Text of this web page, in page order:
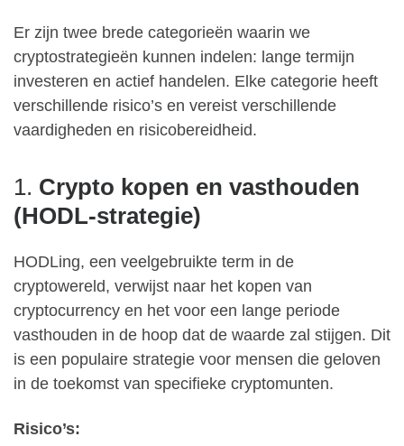
Er zijn twee brede categorieën waarin we
cryptostrategieën kunnen indelen: lange termijn
investeren en actief handelen. Elke categorie heeft
verschillende risico’s en vereist verschillende
vaardigheden en risicobereidheid.
1. Crypto kopen en vasthouden
(HODL-strategie)
HODLing, een veelgebruikte term in de
cryptowereld, verwijst naar het kopen van
cryptocurrency en het voor een lange periode
vasthouden in de hoop dat de waarde zal stijgen. Dit
is een populaire strategie voor mensen die geloven
in de toekomst van specifieke cryptomunten.
Risico’s: